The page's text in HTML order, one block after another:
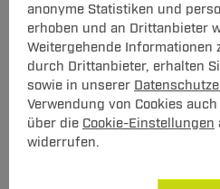
anonyme Statistiken und
erhoben und an Drittanbieter
Weitergehende Informationen
durch Drittanbieter, erhalten
sowie in unserer
Verwendung von Cookies auch
über die Cookie-Einstellungen
widerrufen.
Heck-Fahrradträger
Audi A8 Typ 4D